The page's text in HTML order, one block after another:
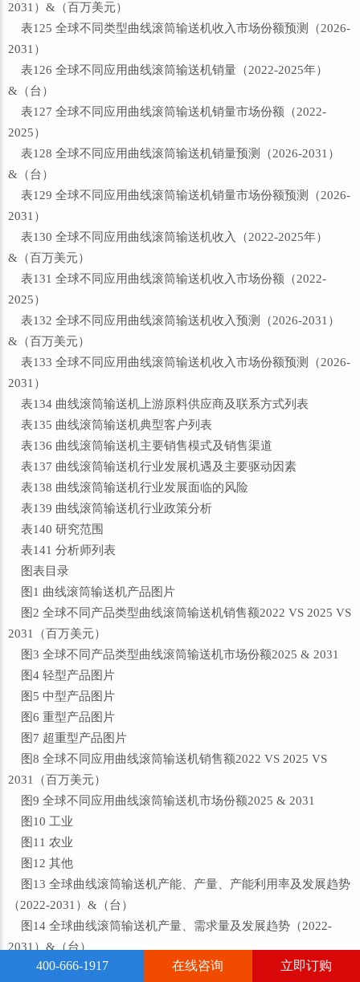
2031）&（百万美元）
表125 全球不同类型曲线滚筒输送机收入市场份额预测（2026-
2031）
表126 全球不同应用曲线滚筒输送机销量（2022-2025年）
&（台）
表127 全球不同应用曲线滚筒输送机销量市场份额（2022-
2025）
表128 全球不同应用曲线滚筒输送机销量预测（2026-2031）
&（台）
表129 全球不同应用曲线滚筒输送机销量市场份额预测（2026-
2031）
表130 全球不同应用曲线滚筒输送机收入（2022-2025年）
&（百万美元）
表131 全球不同应用曲线滚筒输送机收入市场份额（2022-
2025）
表132 全球不同应用曲线滚筒输送机收入预测（2026-2031）
&（百万美元）
表133 全球不同应用曲线滚筒输送机收入市场份额预测（2026-
2031）
表134 曲线滚筒输送机上游原料供应商及联系方式列表
表135 曲线滚筒输送机典型客户列表
表136 曲线滚筒输送机主要销售模式及销售渠道
表137 曲线滚筒输送机行业发展机遇及主要驱动因素
表138 曲线滚筒输送机行业发展面临的风险
表139 曲线滚筒输送机行业政策分析
表140 研究范围
表141 分析师列表
图表目录
图1 曲线滚筒输送机产品图片
图2 全球不同产品类型曲线滚筒输送机销售额2022 VS 2025 VS
2031（百万美元）
图3 全球不同产品类型曲线滚筒输送机市场份额2025 & 2031
图4 轻型产品图片
图5 中型产品图片
图6 重型产品图片
图7 超重型产品图片
图8 全球不同应用曲线滚筒输送机销售额2022 VS 2025 VS
2031（百万美元）
图9 全球不同应用曲线滚筒输送机市场份额2025 & 2031
图10 工业
图11 农业
图12 其他
图13 全球曲线滚筒输送机产能、产量、产能利用率及发展趋势
（2022-2031）&（台）
图14 全球曲线滚筒输送机产量、需求量及发展趋势（2022-
2031）&（台）
图15 全球主要地区曲线滚筒输送机产量市场份额（2022-
400-666-1917 在线咨询 立即订购